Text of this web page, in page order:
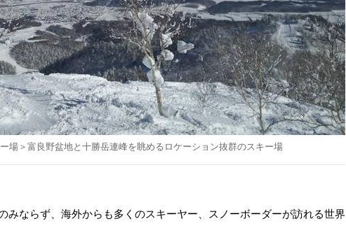
場＞富良野盆地と十勝岳連峰を眺めるロケーション抜群のスキー場
みならず、海外からも多くのスキーヤー、スノーボーダーが訪れる世界